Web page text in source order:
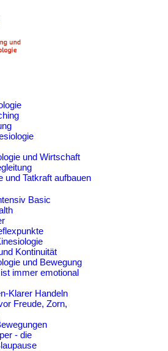
und Wirtschaft
und Tatkraft aufbauen
Basic
Kontinuität
und Bewegung
immer emotional
Klarer Handeln
Freude, Zorn,
- die